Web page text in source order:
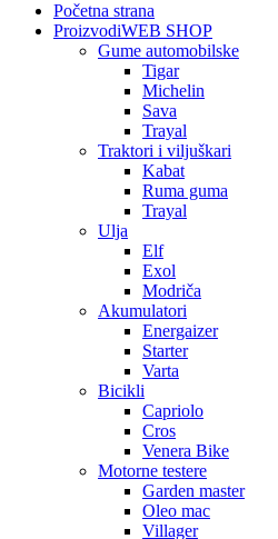
Početna strana
ProizvodiWEB SHOP
Gume automobilske
Tigar
Michelin
Sava
Trayal
Traktori i viljuškari
Kabat
Ruma guma
Trayal
Ulja
Elf
Exol
Modriča
Akumulatori
Energaizer
Starter
Varta
Bicikli
Capriolo
Cros
Venera Bike
Motorne testere
Garden master
Oleo mac
Villager